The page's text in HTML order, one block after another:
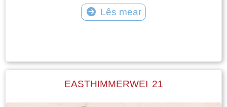
finen. As it pân klear is, hiere Kornelis Sjerps
Piersma en syn frou Hjebbeltje Sjoerds Sjaarda
húshâlding. Kornelis en Hjebbeltje hawwe de
Lês mear
EASTHIMMERWEI 21